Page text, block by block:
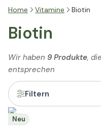
Home Vitamine Biotin
Biotin
Wir haben 9 Produkte,
entsprechen
Filtern
Neu